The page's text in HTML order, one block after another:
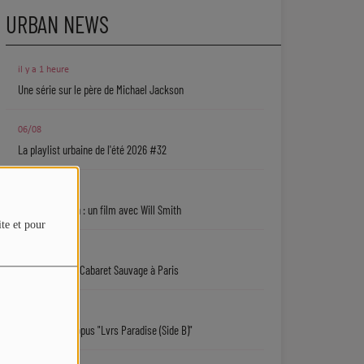
et pour
URBAN NEWS
il y a 1 heure
Une série sur le père de Michael Jackson
06/08
La playlist urbaine de l'été 2026 #32
Jaafar Jackson : un film avec Will Smith
Ryan Leslie au Cabaret Sauvage à Paris
Isaiah Falls : l'opus "Lvrs Paradise (Side B)"